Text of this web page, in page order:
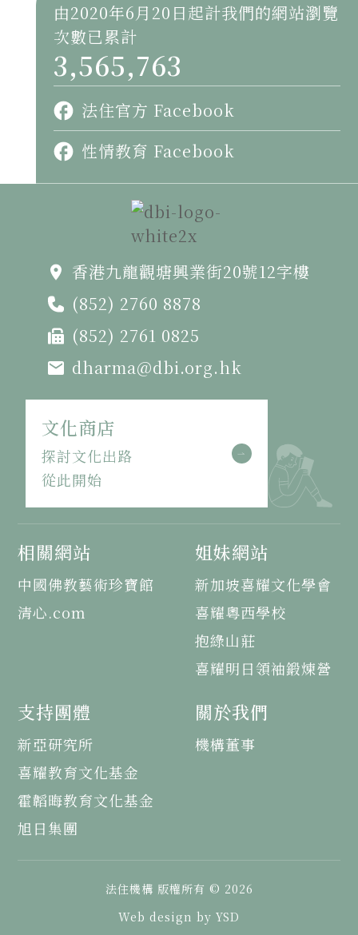
由2020年6月20日起計我們的網站瀏覽
次數已累計
3,565,763
法住官方 Facebook
性情教育 Facebook
香港九龍觀塘興業街20號12字樓
(852) 2760 8878
(852) 2761 0825
dharma@dbi.org.hk
文化商店
探討文化出路
從此開始
相關網站
中國佛教藝術珍寶館
清心.com
姐妹網站
新加坡喜耀文化學會
喜耀粵西學校
抱綠山莊
喜耀明日領袖鍛煉營
支持團體
新亞研究所
喜耀教育文化基金
霍韜晦教育文化基金
旭日集團
關於我們
機構董事
法住機構 版權所有 © 2026
Web design by YSD